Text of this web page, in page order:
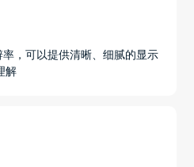
，可以提供清晰、细腻的显示
解